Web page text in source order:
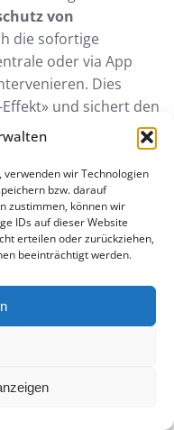
verwenden wir Technologien
bzw. darauf
zustimmen, können wir
IDs auf dieser Website
erteilen oder zurückziehen,
beeinträchtigt werden.
von
die sofortige
oder via App
Dies
und sichert den
ab; ganz ohne
bei Leerstand
Vorteile beim
unter schwierigen
die durch
getäuscht
wie der GD-1
Ansatz. Da keine
komplexe rechtliche